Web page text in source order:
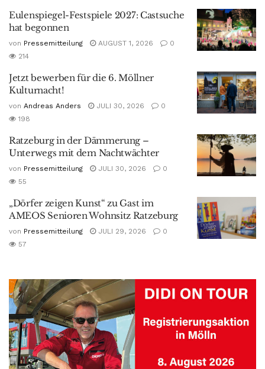
Eulenspiegel-Festspiele 2027: Castsuche
hat begonnen
von Pressemitteilung AUGUST 1, 2026
0
214
Jetzt bewerben für die 6. Möllner
Kulturnacht!
von Andreas Anders JULI 30, 2026
0
198
Ratzeburg in der Dämmerung –
Unterwegs mit dem Nachtwächter
von Pressemitteilung JULI 30, 2026
0
55
„Dörfer zeigen Kunst“ zu Gast im
AMEOS Senioren Wohnsitz Ratzeburg
von Pressemitteilung JULI 29, 2026
0
57